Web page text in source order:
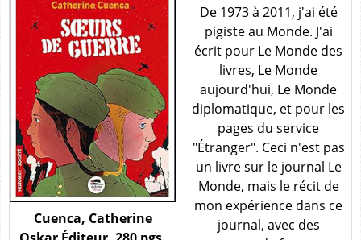
De 1973 à 2011, j'ai été
pigiste au Monde. J'ai
écrit pour Le Monde des
livres, Le Monde
aujourd'hui, Le Monde
diplomatique, et pour les
pages du service
"Étranger". Ceci n'est pas
un livre sur le journal Le
Monde, mais le récit de
mon expérience dans ce
journal, avec des
Cuenca, Catherine